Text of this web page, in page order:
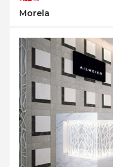
Morela